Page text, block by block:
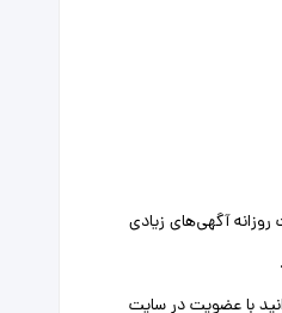
آگهی‌های زیادی
با عضویت در سایت